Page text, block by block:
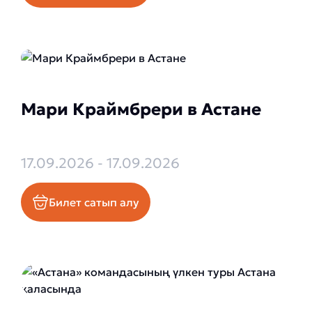
Мари Краймбрери в Астане
17.09.2026 - 17.09.2026
Билет сатып алу